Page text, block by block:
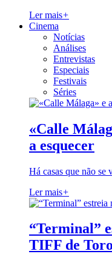
Ler mais+
Cinema
Notícias
Análises
Entrevistas
Especiais
Festivais
Séries
«Calle
a esquecer
Há casas que não
Ler mais+
“Terminal”
TIFF de